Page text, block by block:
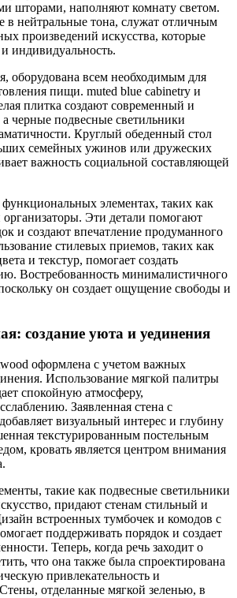
шторами, наполняют комнату светом.
в нейтральные тона, служат отличным
произведений искусства, которые
индивидуальность.
оборудована всем необходимым для
пищи. muted blue cabinetry и
плитка создают современный и
черные подвесные светильники
Круглый обеденный стол
семейных ужинов или дружеских
важность социальной составляющей
элементах, таких как
Эти детали помогают
и создают впечатление продуманного
стилевых приемов, таких как
и текстур, помогает создать
Востребованность минималистичного
он создает ощущение свободы и
создание уюта и уединения
оформлена с учетом важных
Использование мягкой палитры
спокойную атмосферу,
Заявленная стена с
визуальный интерес и глубину
текстурированным постельным
кровать является центром внимания
такие как подвесные светильники
придают стенам стильный и
встроенных тумбочек и комодов с
поддерживать порядок и создает
Теперь, когда речь заходит о
что она также была спроектирована
привлекательность и
отделанные мягкой зеленью, в